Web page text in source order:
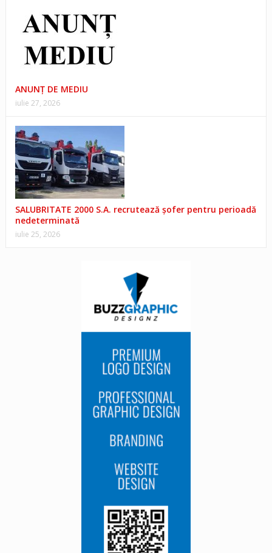
ANUNŢ DE MEDIU
iulie 27, 2026
SALUBRITATE 2000 S.A. recrutează șofer pentru perioadă
nedeterminată
iulie 25, 2026